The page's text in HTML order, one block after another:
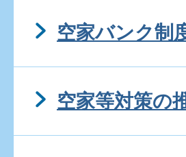
空家バンク制
空家等対策の